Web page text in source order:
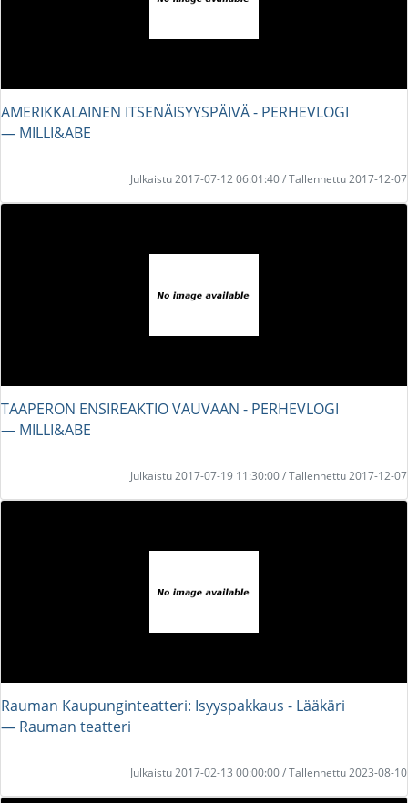
AMERIKKALAINEN ITSENÄISYYSPÄIVÄ - PERHEVLOGI
― MILLI&ABE
Julkaistu 2017-07-12 06:01:40 / Tallennettu 2017-12-07
TAAPERON ENSIREAKTIO VAUVAAN - PERHEVLOGI
― MILLI&ABE
Julkaistu 2017-07-19 11:30:00 / Tallennettu 2017-12-07
Rauman Kaupunginteatteri: Isyyspakkaus - Lääkäri
― Rauman teatteri
Julkaistu 2017-02-13 00:00:00 / Tallennettu 2023-08-10